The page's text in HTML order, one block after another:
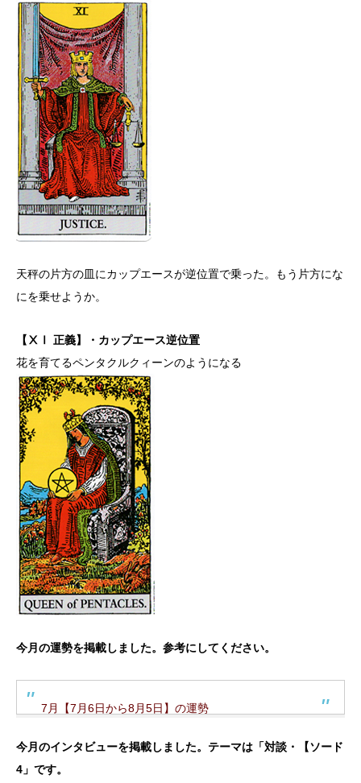
天秤の片方の皿にカップエースが逆位置で乗った。もう片方にな
にを乗せようか。
【ⅩⅠ 正義】・カップエース逆位置
花を育てるペンタクルクィーンのようになる
今月の運勢を掲載しました。参考にしてください。
7月【7月6日から8月5日】の運勢
今月のインタビューを掲載しました。テーマは「対談・【ソード
4」です。